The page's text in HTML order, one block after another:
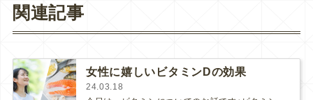
関連記事
女性に嬉しいビタミンDの効果
24.03.18